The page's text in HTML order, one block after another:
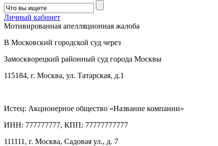
Личный кабинет
Мотивированная апелляционная жалоба
В Московский городской суд через
Замоскворецкий районный суд города Москвы
115184, г. Москва, ул. Татарская, д.1
Истец: Акционерное общество «Название компании»
ИНН: 777777777, КПП: 77777777777
111111, г. Москва, Садовая ул., д. 7